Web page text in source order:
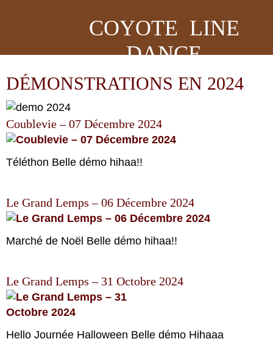
COYOTE LINE
DANCE
DÉMONSTRATIONS EN 2024
Coublevie – 07 Décembre 2024
Téléthon Belle démo hihaa!!
Le Grand Lemps – 06 Décembre 2024
Marché de Noël Belle démo hihaa!!
Le Grand Lemps – 31 Octobre 2024
Hello Journée Halloween Belle démo Hihaaa